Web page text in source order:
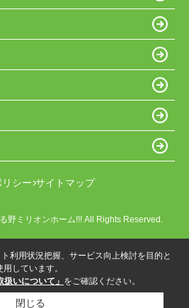
シー サイトマップ
野ミリオンホーム!!! All Rights Reserved.
利用状況把握、サービス向上検討を目的と
しています。
扱いについて」 をご確認ください。
閉じる